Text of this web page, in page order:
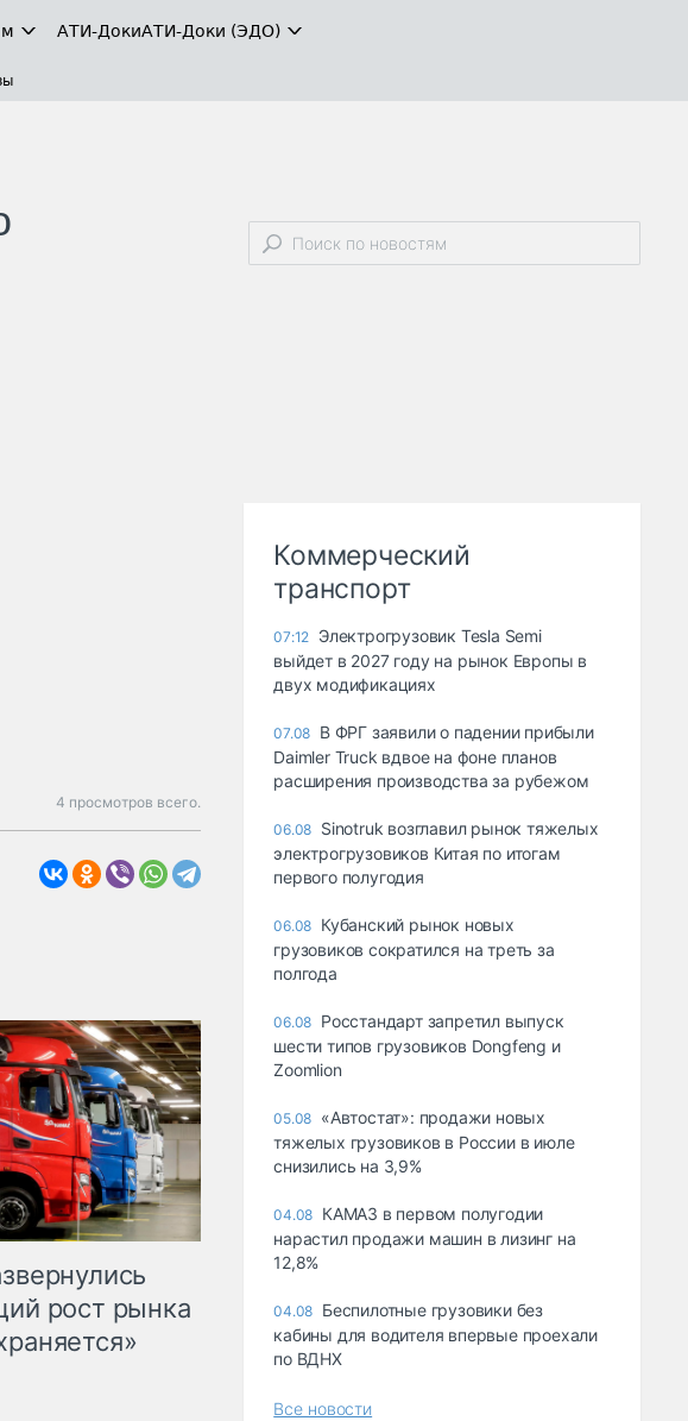
АТИ-ДокиАТИ-Доки (ЭДО)
4 просмотров всего.
рост рынка
Коммерческий
транспорт
07:12 Электрогрузовик Tesla Semi
выйдет в 2027 году на рынок Европы в
двух модификациях
07.08 В ФРГ заявили о падении прибыли
Daimler Truck вдвое на фоне планов
расширения производства за рубежом
06.08 Sinotruk возглавил рынок тяжелых
электрогрузовиков Китая по итогам
первого полугодия
06.08 Кубанский рынок новых
грузовиков сократился на треть за
полгода
06.08 Росстандарт запретил выпуск
шести типов грузовиков Dongfeng и
Zoomlion
05.08 «Автостат»: продажи новых
тяжелых грузовиков в России в июле
снизились на 3,9%
04.08 КАМАЗ в первом полугодии
нарастил продажи машин в лизинг на
12,8%
04.08 Беспилотные грузовики без
кабины для водителя впервые проехали
по ВДНХ
Все новости